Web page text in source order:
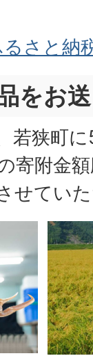
さと納
をお
若狭町
寄附金
せてい